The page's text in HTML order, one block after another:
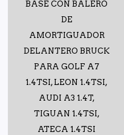
BASE CON BALERO
DE
AMORTIGUADOR
DELANTERO BRUCK
PARA GOLF A7
1.4TSI, LEON 1.4TSI,
AUDI A3 1.4T,
TIGUAN 1.4TSI,
ATECA 1.4TSI